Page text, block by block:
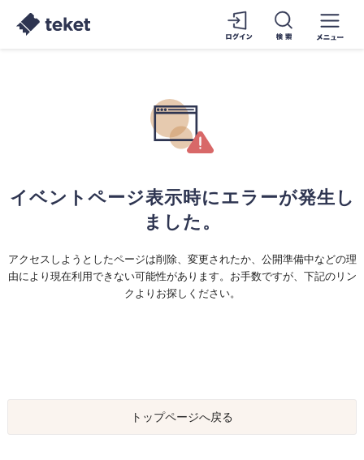
イベントページ表示時にエラーが発生し
ました。
アクセスしようとしたページは削除、変更されたか、公開準備中などの理
由により現在利用できない可能性があります。お手数ですが、下記のリン
クよりお探しください。
トップページへ戻る